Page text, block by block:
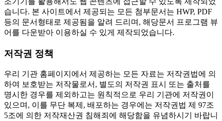
습니다. 본 사이트에서 제공되는 모든 첨부문서는 HWP, PDF
등의 문서형태로 제공됨을 알려 드리며, 해당문서 프로그램 뷰
어를 다운받아 이용하실 수 있게 제작되었습니다.
저작권 정책
우리 기관 홈페이지에서 제공하는 모든 자료는 저작권법에 의
하여 보호받는 저작물로서, 별도의 저작권 표시 또는 출처를
명시한 경우를 제외하고는 원칙적으로 우리 기관에 저작권이
있으며, 이를 무단 복제, 배포하는 경우에는 저작권법 제 97조
5조에 의한 저작재산권 침해죄에 해당함을 유념하시기 바랍니